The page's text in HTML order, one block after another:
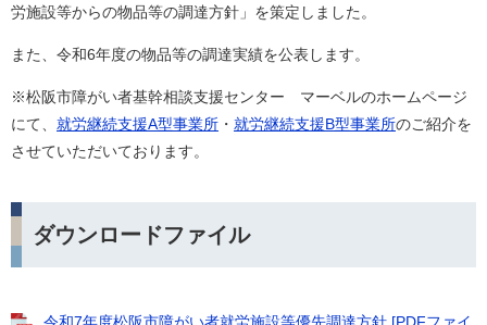
労施設等からの物品等の調達方針」を策定しました。
また、令和6年度の物品等の調達実績を公表します。
※松阪市障がい者基幹相談支援センター マーベルのホームページ
にて、 就労継続支援A型事業所 ・ 就労継続支援B型事業所のご紹介を
させていただいております。
ダウンロードファイル